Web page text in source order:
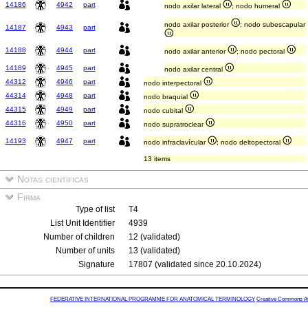
14186 4942 part nodo axilar lateral ; nodo humeral
14187 4943 part nodo axilar posterior ; nodo subescapular
14188 4944 part nodo axilar anterior ; nodo pectoral
14189 4945 part
nodo axilar central
44312
4946 part
nodo interpectoral
44314
4948 part
nodo braquial
44315
4949 part
nodo cubital
44316
4950 part nodo supratroclear
14193 4947 part nodo infraclavícular ; nodo deltopectoral
13 items
Notas cientificas
Firma
Type of list
T4
List Unit Identifier
4939
Number of children
12 (validated)
Number of units
13 (validated)
Signature
17807 (validated since 20.10.2024)
FEDERATIVE INTERNATIONAL PROGRAMME FOR ANATOMICAL TERMINOLOGY Creative Commons